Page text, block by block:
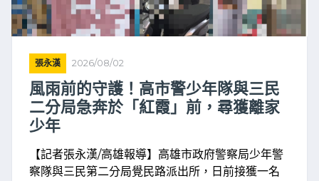
張永漢 2026/08/02
風雨前的守護！高市警少年隊與三民
二分局急奔於「紅霞」前，尋獲離家
少年
【記者張永漢/高雄報導】高雄市政府警察局少年警
察隊與三民第二分局覺民路派出所，日前接獲一名